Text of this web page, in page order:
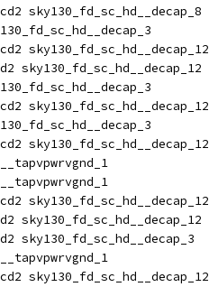
sky130_fd_sc_hd__decap_8
sky130_fd_sc_hd__decap_12
sky130_fd_sc_hd__decap_12
sky130_fd_sc_hd__decap_12
sky130_fd_sc_hd__decap_12
sky130_fd_sc_hd__decap_12
sky130_fd_sc_hd__decap_12
sky130_fd_sc_hd__decap_3
sky130_fd_sc_hd__decap_12